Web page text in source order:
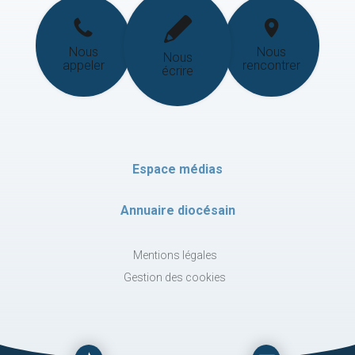
Nous
appeler
Nous
écrire
Nous
rencontrer
Espace médias
Annuaire diocésain
Mentions légales
Gestion des cookies